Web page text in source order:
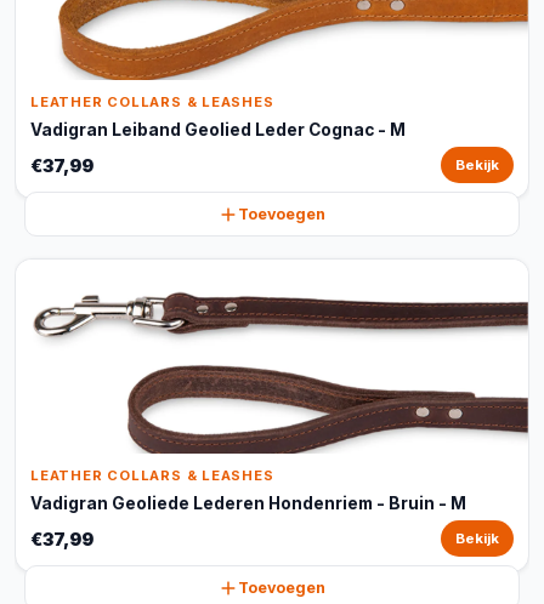
LEATHER COLLARS & LEASHES
Vadigran Leiband Geolied Leder Cognac - M
€37,99 Bekijk
Toevoegen
LEATHER COLLARS & LEASHES
Vadigran Geoliede Lederen Hondenriem - Bruin - M
€37,99 Bekijk
Toevoegen